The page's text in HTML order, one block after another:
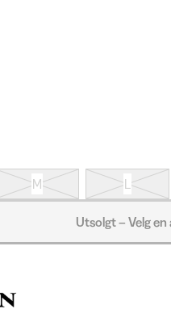
M L
Utsolgt – Velg